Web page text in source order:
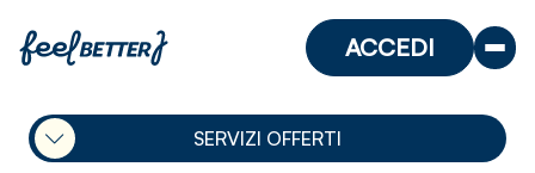
ACCEDI
SERVIZI OFFERTI